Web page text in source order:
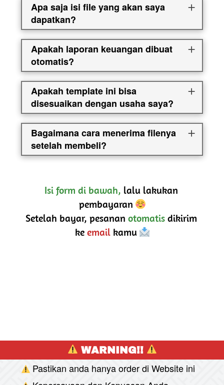
Apa saja isi file yang akan saya
dapatkan?
Apakah laporan keuangan dibuat
otomatis?
Apakah template ini bisa
disesuaikan dengan usaha saya?
Bagaimana cara menerima filenya
setelah membeli?
Isi form di bawah, lalu lakukan
pembayaran
Setelah bayar, pesanan otomatis dikirim
ke email kamu
WARNING!!
Pastikan anda hanya order di Website ini